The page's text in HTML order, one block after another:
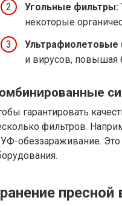
Угольные фильтры:
некоторые
Ультрафиолетовые
и вирусов, повышая
гарантировать
фильтров.
обеззараживание.
пресной